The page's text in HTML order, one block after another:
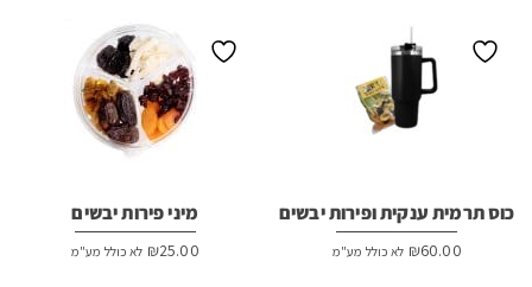
כוס תרמית ענקית ופירות יבשים
₪60.00 לא כולל מע"מ
מיני פירות יבשים
₪25.00 לא כולל מע"מ